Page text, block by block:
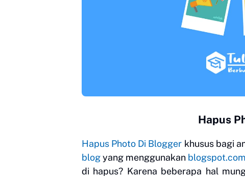
Hapus
Hapus Photo Di Blogger khusus bagi
blogyang menggunakan blogspot.com
di hapus? Karena beberapa hal